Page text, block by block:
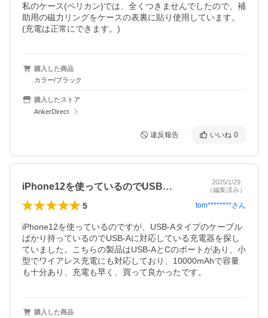
私のケース(ペリカン)では、全くつきませんでしたので、補
助用の磁力リングをケースの表裏に貼り使用しています。
(充電は正常にできます。)
購入した商品
カラー/ブラック
購入したストア
AnkerDirect
違反報告 いいね 0
iPhone12を使っているのでUSB…
2025/1/29
（編集済み）
5 tom********さん
iPhone12を使っているのですが、USB-Aタイプのケーブル
ばかり持っているのでUSB-Aに対応している充電器を探し
ていました。こちらの製品はUSB-AとCのポートがあり、小
型でワイアレス充電にも対応しており、10000mAhで容量
も十分あり、充電も早く、買って良かったです。
購入した商品